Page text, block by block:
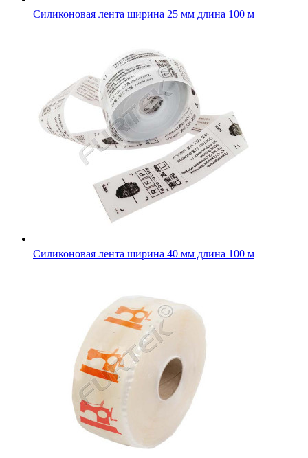
Силиконовая лента ширина 25 мм длина 100 м
Силиконовая лента ширина 40 мм длина 100 м